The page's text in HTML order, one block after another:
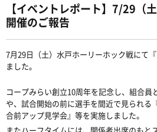
【イベントレポート】7/29（
開催のご報告
7月29日（土）水戸ホーリーホック戦にて
ました。
コープみらい創立10周年を記念し、組合員
や、試合開始の前に選手を間近で見られる
合前アップ見学会』等を実施しました。